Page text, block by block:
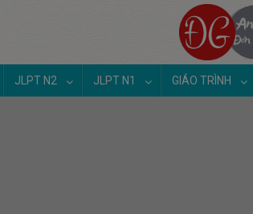
JLPT N2 JLPT N1 GIÁO TRÌNH